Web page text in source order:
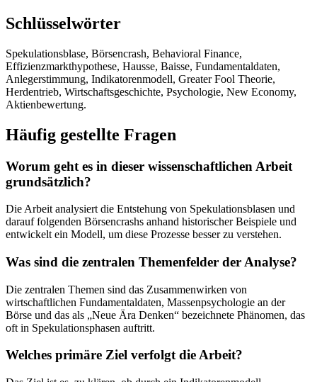
Schlüsselwörter
Spekulationsblase, Börsencrash, Behavioral Finance,
Effizienzmarkthypothese, Hausse, Baisse, Fundamentaldaten,
Anlegerstimmung, Indikatorenmodell, Greater Fool Theorie,
Herdentrieb, Wirtschaftsgeschichte, Psychologie, New Economy,
Aktienbewertung.
Häufig gestellte Fragen
Worum geht es in dieser wissenschaftlichen Arbeit
grundsätzlich?
Die Arbeit analysiert die Entstehung von Spekulationsblasen und
darauf folgenden Börsencrashs anhand historischer Beispiele und
entwickelt ein Modell, um diese Prozesse besser zu verstehen.
Was sind die zentralen Themenfelder der Analyse?
Die zentralen Themen sind das Zusammenwirken von
wirtschaftlichen Fundamentaldaten, Massenpsychologie an der
Börse und das als „Neue Ära Denken“ bezeichnete Phänomen, das
oft in Spekulationsphasen auftritt.
Welches primäre Ziel verfolgt die Arbeit?